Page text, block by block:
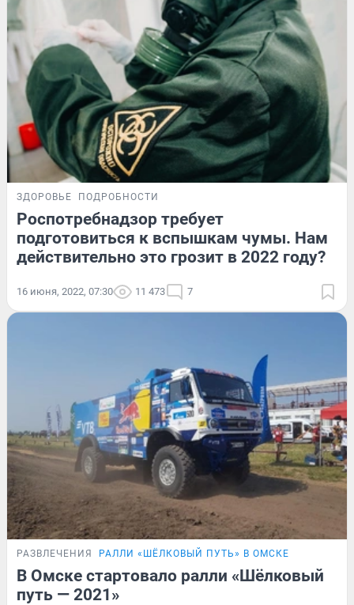
ЗДОРОВЬЕ ПОДРОБНОСТИ
Роспотребнадзор требует
подготовиться к вспышкам чумы. Нам
действительно это грозит в 2022 году?
16 июня, 2022, 07:30 11 473 7
РАЗВЛЕЧЕНИЯ РАЛЛИ «ШЁЛКОВЫЙ ПУТЬ» В ОМСКЕ
В Омске стартовало ралли «Шёлковый
путь — 2021»